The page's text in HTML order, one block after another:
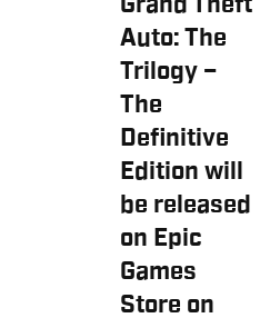
Auto: The
Trilogy –
The
Definitive
Edition will
be released
on Epic
Games
Store on